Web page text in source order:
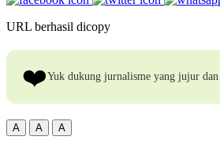
URL berhasil dicopy
❤️Yuk dukung jurnalisme yang jujur
A A A